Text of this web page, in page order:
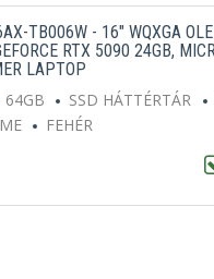
TB006W - 16" WQXGA
RTX 5090 24GB,
LAPTOP
64GB SSD HÁTTÉRTÁR
FEHÉR